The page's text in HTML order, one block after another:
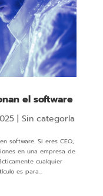
el software
| Sin categoría
software. Si eres CEO,
en una empresa de
cualquier
es para...